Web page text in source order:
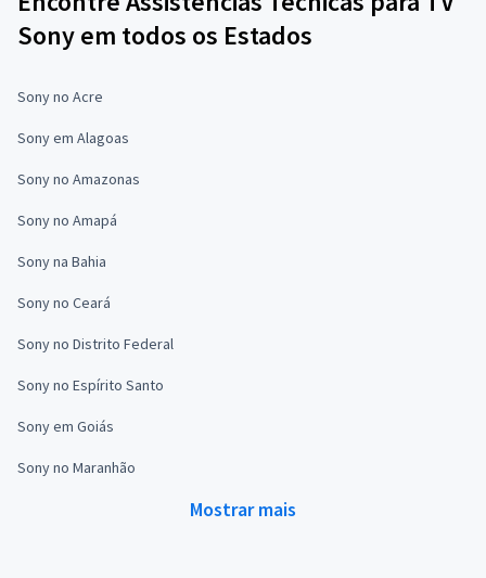
Sony em todos os Estados
Sony no Acre
Sony em Alagoas
Sony no Amazonas
Sony no Amapá
Sony na Bahia
Sony no Ceará
Sony no Distrito Federal
Sony no Espírito Santo
Sony em Goiás
Sony no Maranhão
Mostrar mais